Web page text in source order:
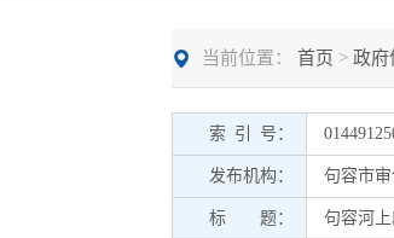
当前位置： 首页 > 政府
索 引 号：
发布机构： 句容市
标 题： 句容河